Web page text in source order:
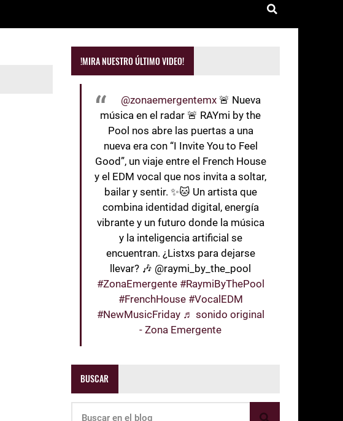
!MIRA NUESTRO ÚLTIMO VIDEO!
@zonaemergentemx 🚨 Nueva
música en el radar 🚨 RAYmi by the
Pool nos abre las puertas a una
nueva era con “I Invite You to Feel
Good”, un viaje entre el French House
y el EDM vocal que nos invita a soltar,
bailar y sentir. ✨🐱 Un artista que
combina identidad digital, energía
vibrante y un futuro donde la música
y la inteligencia artificial se
encuentran. ¿Listxs para dejarse
llevar? 🎶 @raymi_by_the_pool
#ZonaEmergente #RaymiByThePool
#FrenchHouse #VocalEDM
#NewMusicFriday ♬ sonido original
- Zona Emergente
BUSCAR